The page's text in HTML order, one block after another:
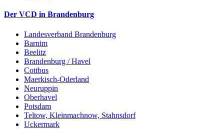
Der VCD in Brandenburg
Landesverband Brandenburg
Barnim
Beelitz
Brandenburg / Havel
Cottbus
Maerkisch-Oderland
Neuruppin
Oberhavel
Potsdam
Teltow, Kleinmachnow, Stahnsdorf
Uckermark